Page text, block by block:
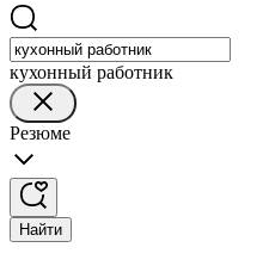
кухонный работник
Резюме
Найти